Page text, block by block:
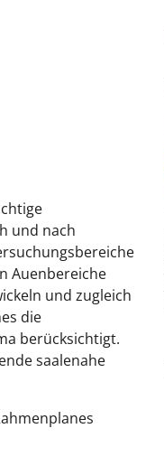
und nach
Auenbereiche
und zugleich
die
berücksichtigt.
saalenahe